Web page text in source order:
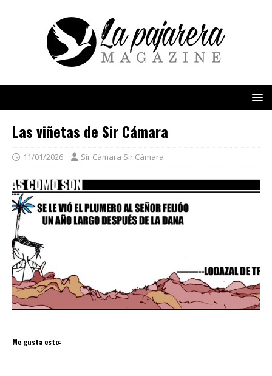
Las viñetas de Sir Cámara
11/01/2026 Sir Cámara Sir Cámara
Me gusta esto: